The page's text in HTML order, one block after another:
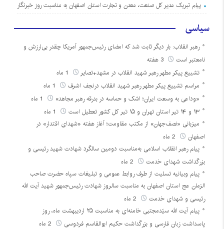
پیام تبریک مدیر کل صنعت، معدن و تجارت استان اصفهان به مناسبت روز خبرنگار
سیاسی
رهبر انقلاب: بار دیگر ثابت شد که امضای رئیس‌جمهور آمریکا چقدر بی‌ارزش و
نامعتبر است
3 هفته
تشییع پیکر مطهر رهبر شهید انقلاب در مشهد+تصایر
مراسم تشییع پیکر مطهر رهبر شهید انقلاب درنجف اشرف
«وداعی به وسعت ایران؛ اشک و حماسه در بدرقه رهبر مجاهد»
۱۳ و ۱۴ تیر استان تهران و ۱۵ تیر کل کشور تعطیل است
میزبانی «نصف‌جهان» از مکتب مقاومت؛ آغاز هفته «شهدای اقتدار» در
اصفهان
پیام رهبر انقلاب اسلامی به‌مناسبت دومین سالگرد شهادت شهید رئیسی و
بزرگداشت شهدای خدمت
پیام وبیانیه تسلیت از طرف روابط عمومی و تبلیغات سپاه حضرت صاحب
الزمان عج استان اصفهان به مناسبت سالروز شهادت رئیس‌جمهور شهید آیت الله
رئیسی و شهدای خدمت
پیام آیت الله سیّدمجتبی خامنه‌ای به مناسبت ۲۵ اردیبهشت ماه، روز
پاسداشت زبان فارسی و بزرگداشت حکیم ابوالقاسم فردوسی